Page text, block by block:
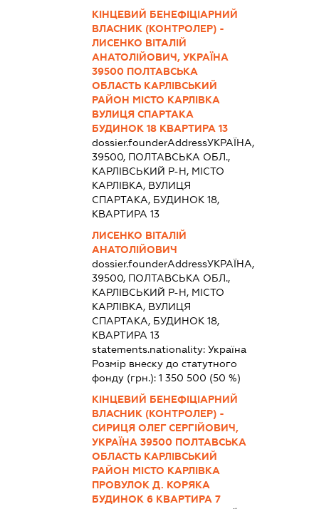
КІНЦЕВИЙ БЕНЕФІЦІАРНИЙ
ВЛАСНИК (КОНТРОЛЕР) -
ЛИСЕНКО ВІТАЛІЙ
АНАТОЛІЙОВИЧ, УКРАЇНА
39500 ПОЛТАВСЬКА
ОБЛАСТЬ КАРЛІВСЬКИЙ
РАЙОН МІСТО КАРЛІВКА
ВУЛИЦЯ СПАРТАКА
БУДИНОК 18 КВАРТИРА 13
dossier.founderAddressУКРАЇНА,
39500, ПОЛТАВСЬКА ОБЛ.,
КАРЛІВСЬКИЙ Р-Н, МІСТО
КАРЛІВКА, ВУЛИЦЯ
СПАРТАКА, БУДИНОК 18,
КВАРТИРА 13
ЛИСЕНКО ВІТАЛІЙ
АНАТОЛІЙОВИЧ
dossier.founderAddressУКРАЇНА,
39500, ПОЛТАВСЬКА ОБЛ.,
КАРЛІВСЬКИЙ Р-Н, МІСТО
КАРЛІВКА, ВУЛИЦЯ
СПАРТАКА, БУДИНОК 18,
КВАРТИРА 13
statements.nationality:Україна
Розмір внеску до статутного
фонду (грн.):1 350 500 (50 %)
КІНЦЕВИЙ БЕНЕФІЦІАРНИЙ
ВЛАСНИК (КОНТРОЛЕР) -
СИРИЦЯ ОЛЕГ СЕРГІЙОВИЧ,
УКРАЇНА 39500 ПОЛТАВСЬКА
ОБЛАСТЬ КАРЛІВСЬКИЙ
РАЙОН МІСТО КАРЛІВКА
ПРОВУЛОК Д. КОРЯКА
БУДИНОК 6 КВАРТИРА 7